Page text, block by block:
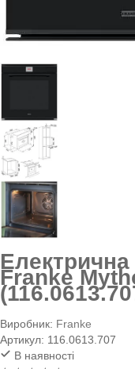
Franke
Виробник: Franke
Артикул: 116.0613.707
В наявності